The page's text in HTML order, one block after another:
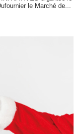
le Marché de...